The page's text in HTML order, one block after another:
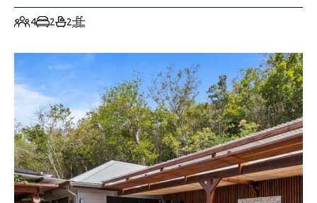
4 2 2